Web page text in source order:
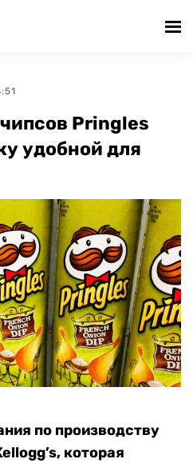
Pringles
удобной для
по производству
которая